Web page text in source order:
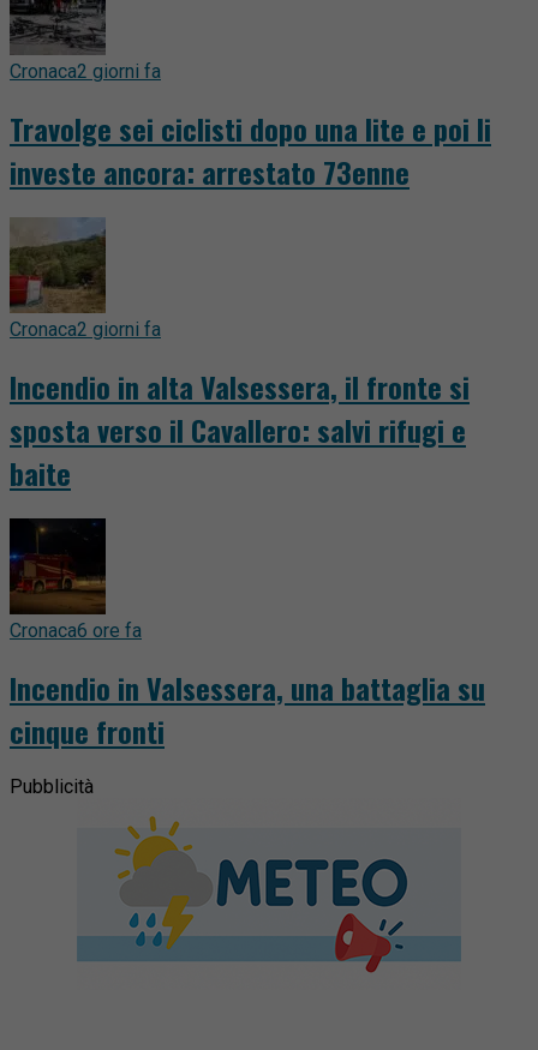
Cronaca2 giorni fa
Travolge sei ciclisti dopo una lite e poi li
investe ancora: arrestato 73enne
Cronaca2 giorni fa
Incendio in alta Valsessera, il fronte si
sposta verso il Cavallero: salvi rifugi e
baite
Cronaca6 ore fa
Incendio in Valsessera, una battaglia su
cinque fronti
Pubblicità